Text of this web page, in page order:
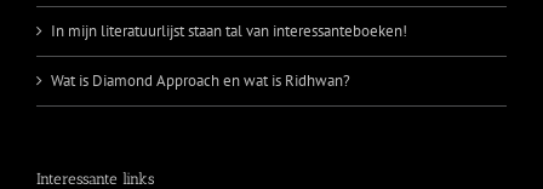
In mijn literatuurlijst staan tal van interessanteboeken!
Wat is Diamond Approach en wat is Ridhwan?
Interessante links